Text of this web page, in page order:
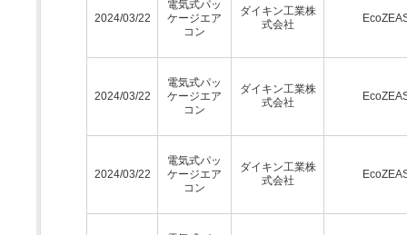
2024/03/22
電気式パッ
ケージエア
コン
ダイキン工業株
式会社
2024/03/22
電気式パッ
ケージエア
コン
ダイキン工業株
式会社
2024/03/22
電気式パッ
ケージエア
コン
ダイキン工業株
式会社